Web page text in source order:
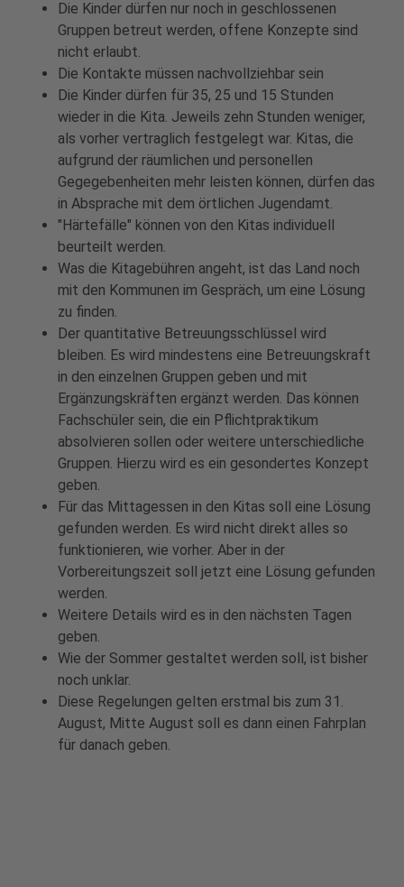
Die Kinder dürfen nur noch in geschlossenen
Gruppen betreut werden, offene Konzepte sind
nicht erlaubt.
Die Kontakte müssen nachvollziehbar sein
Die Kinder dürfen für 35, 25 und 15 Stunden
wieder in die Kita. Jeweils zehn Stunden weniger,
als vorher vertraglich festgelegt war. Kitas, die
aufgrund der räumlichen und personellen
Gegegebenheiten mehr leisten können, dürfen das
in Absprache mit dem örtlichen Jugendamt.
"Härtefälle" können von den Kitas individuell
beurteilt werden.
Was die Kitagebühren angeht, ist das Land noch
mit den Kommunen im Gespräch, um eine Lösung
zu finden.
Der quantitative Betreuungsschlüssel wird
bleiben. Es wird mindestens eine Betreuungskraft
in den einzelnen Gruppen geben und mit
Ergänzungskräften ergänzt werden. Das können
Fachschüler sein, die ein Pflichtpraktikum
absolvieren sollen oder weitere unterschiedliche
Gruppen. Hierzu wird es ein gesondertes Konzept
geben.
Für das Mittagessen in den Kitas soll eine Lösung
gefunden werden. Es wird nicht direkt alles so
funktionieren, wie vorher. Aber in der
Vorbereitungszeit soll jetzt eine Lösung gefunden
werden.
Weitere Details wird es in den nächsten Tagen
geben.
Wie der Sommer gestaltet werden soll, ist bisher
noch unklar.
Diese Regelungen gelten erstmal bis zum 31.
August, Mitte August soll es dann einen Fahrplan
für danach geben.